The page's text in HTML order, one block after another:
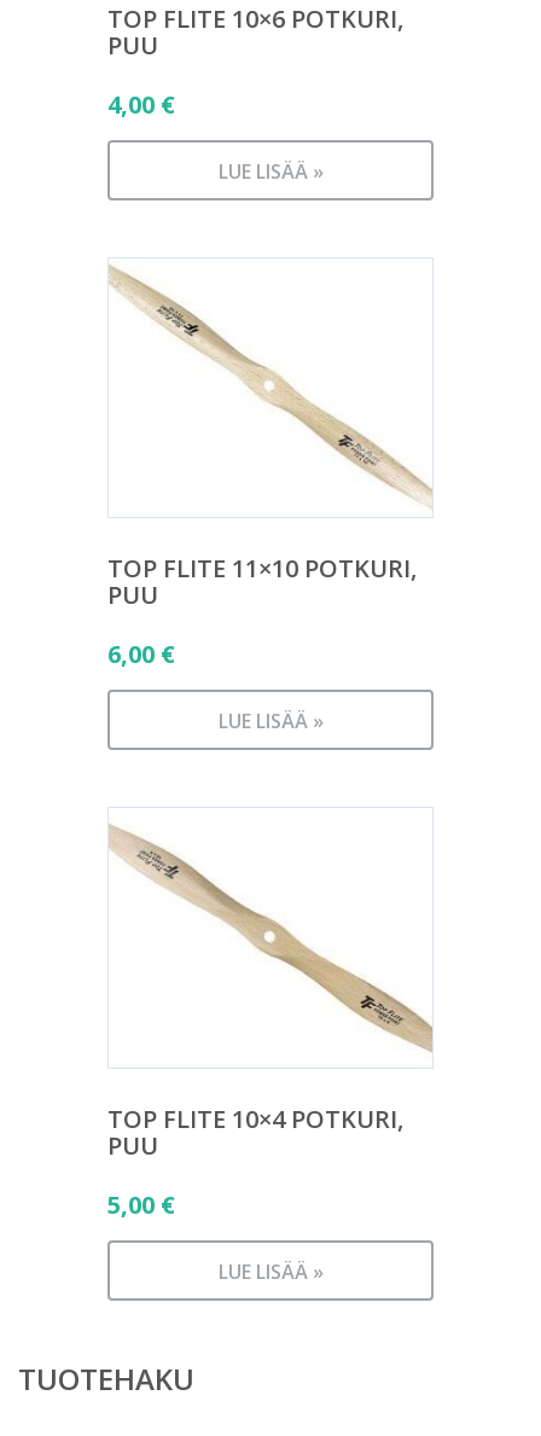
TOP FLITE 10×6 POTKURI,
PUU
4,00 €
LUE LISÄÄ »
TOP FLITE 11×10 POTKURI,
PUU
6,00 €
LUE LISÄÄ »
TOP FLITE 10×4 POTKURI,
PUU
5,00 €
LUE LISÄÄ »
TUOTEHAKU